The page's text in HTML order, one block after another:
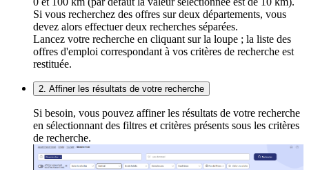
Si vous recherchez des offres sur deux départements, vous
devez alors effectuer deux recherches séparées.
Lancez votre recherche en cliquant sur la loupe ; la liste des
offres d'emploi correspondant à vos critères de recherche est
restituée.
2. Affiner les résultats de votre recherche
Si besoin, vous pouvez affiner les résultats de votre recherche
en sélectionnant des filtres et critères présents sous les critères
de recherche.